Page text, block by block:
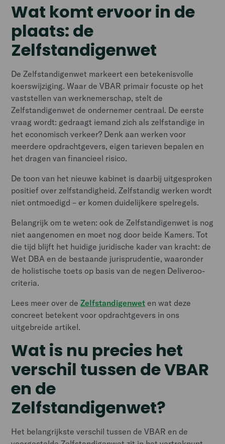
Wat komt ervoor in de
plaats: de
Zelfstandigenwet
De Zelfstandigenwet markeert een betekenisvolle
koerswijziging. Waar de VBAR primair focuste op het
vaststellen van werknemerschap, stelt de
Zelfstandigenwet de ondernemer centraal. De eerste
vraag wordt: gedraagt iemand zich als zelfstandige in
het economisch verkeer? Denk aan werken voor
meerdere opdrachtgevers, eigen tarieven bepalen en
het dragen van financieel risico.
De toon van het nieuwe kabinet is daarbij uitgesproken
positief over zelfstandigheid. Zelfstandig werken wordt
niet ontmoedigd – er komen duidelijkere spelregels.
Belangrijk om te weten: ook de Zelfstandigenwet is nog
niet aangenomen en moet nog door beide Kamers. Tot
die tijd blijft het huidige juridische kader van kracht: de
Wet DBA en de bestaande jurisprudentie, waaronder
de holistische toets op basis van de negen Deliveroo-
criteria.
Lees meer over deZelfstandigenwet en wat deze
concreet betekent voor opdrachtgevers in ons
uitgebreide artikel.
Wat is nu precies het
verschil tussen de VBAR
en de
Zelfstandigenwet?
Het belangrijkste verschil tussen de VBAR en de